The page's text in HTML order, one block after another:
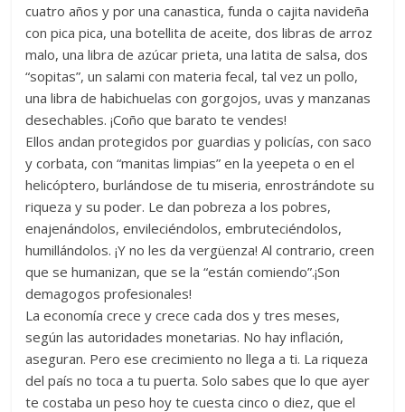
cuatro años y por una canastica, funda o cajita navideña
con pica pica, una botellita de aceite, dos libras de arroz
malo, una libra de azúcar prieta, una latita de salsa, dos
“sopitas”, un salami con materia fecal, tal vez un pollo,
una libra de habichuelas con gorgojos, uvas y manzanas
desechables. ¡Coño que barato te vendes!
Ellos andan protegidos por guardias y policías, con saco
y corbata, con “manitas limpias” en la yeepeta o en el
helicóptero, burlándose de tu miseria, enrostrándote su
riqueza y su poder. Le dan pobreza a los pobres,
enajenándolos, envileciéndolos, embruteciéndolos,
humillándolos. ¡Y no les da vergüenza! Al contrario, creen
que se humanizan, que se la “están comiendo”.¡Son
demagogos profesionales!
La economía crece y crece cada dos y tres meses,
según las autoridades monetarias. No hay inflación,
aseguran. Pero ese crecimiento no llega a ti. La riqueza
del país no toca a tu puerta. Solo sabes que lo que ayer
te costaba un peso hoy te cuesta cinco o diez, que el